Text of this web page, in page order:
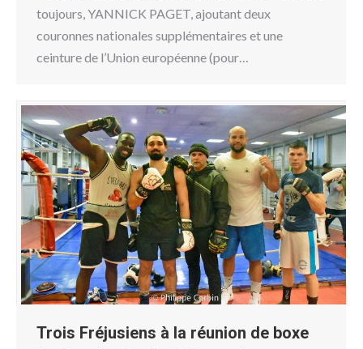
toujours, YANNICK PAGET, ajoutant deux
couronnes nationales supplémentaires et une
ceinture de l’Union européenne (pour…
Trois Fréjusiens à la réunion de boxe